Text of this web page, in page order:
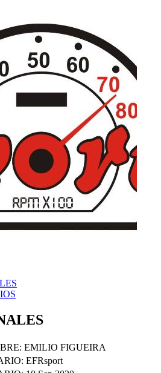
EMILIO FIGUEIRA
EFRsport